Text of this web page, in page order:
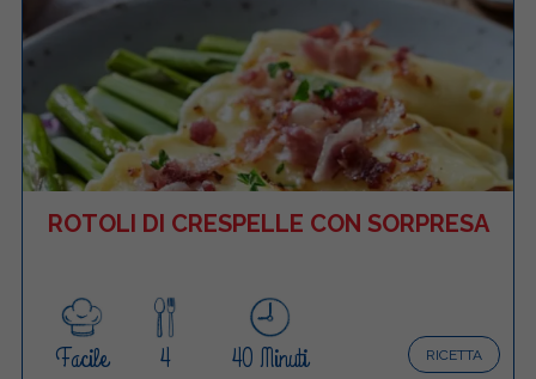
ROTOLI DI CRESPELLE CON SORPRESA
RICETTA
Facile 4 40 Minuti